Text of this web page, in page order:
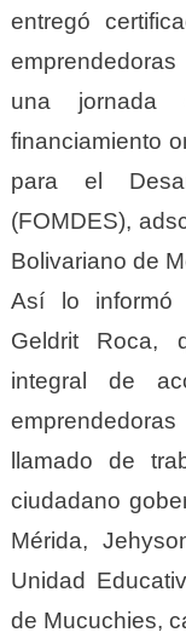
entregó
una
financiamiento
para el
(FOMDES),
Bolivariano de
Así lo informó
Geldrit Roca,
integral de
llamado de
ciudadano
Mérida,
Unidad
de Mucuchies,